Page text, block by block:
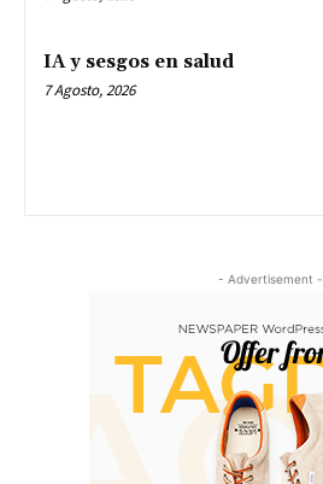
IA y sesgos en salud
7 Agosto, 2026
- Advertisement -